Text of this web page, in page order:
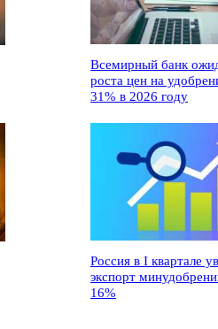
Всемирный банк
роста цен на
31% в 2026 году
Россия в I квартале
экспорт
16%